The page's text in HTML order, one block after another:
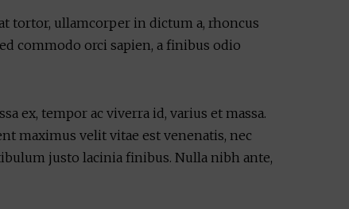
tortor, ullamcorper in dictum a, rhoncus
commodo orci sapien, a finibus odio
ex, tempor ac viverra id, varius et massa.
maximus velit vitae est venenatis, nec
justo lacinia finibus. Nulla nibh ante,